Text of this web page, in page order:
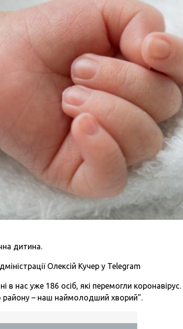
дитина.
Олексій Кучер у Telegram
нас уже 186 осіб, які перемогли коронавірус.
району – наш наймолодший хворий".